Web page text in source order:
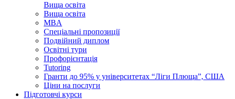
Вища освіта
Вища освіта
MBA
Спеціальні пропозиції
Подвійний диплом
Освітні тури
Профорієнтація
Tutoring
Гранти до 95% у університетах “Ліги Плюща”, США
Ціни на послуги
Підготовчі курси